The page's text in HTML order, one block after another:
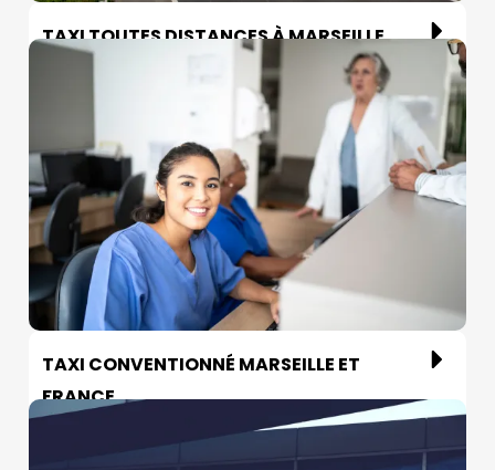
TAXI TOUTES DISTANCES À MARSEILLE
TAXI CONVENTIONNÉ MARSEILLE ET
FRANCE